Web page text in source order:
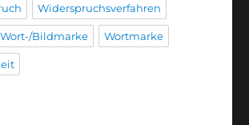
Widerspruchsverfahren
Wort-/Bildmarke Wortmarke